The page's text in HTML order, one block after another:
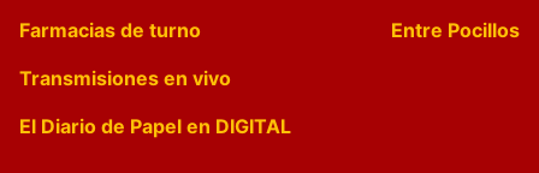
Farmacias de turno
Entre Pocillos
Transmisiones en vivo
El Diario de Papel en DIGITAL